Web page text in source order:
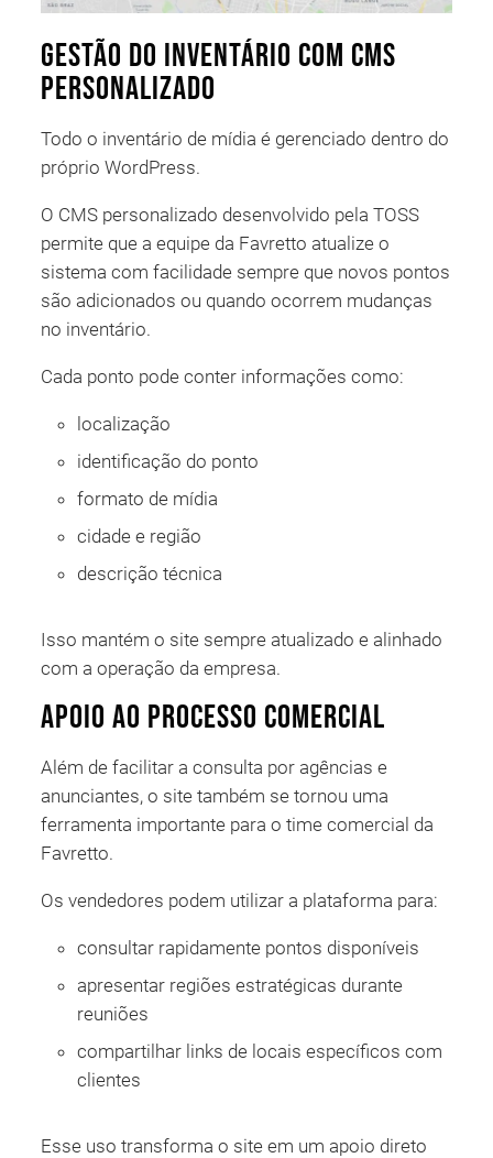
Gestão do inventário com CMS
personalizado
Todo o inventário de mídia é gerenciado dentro do
próprio WordPress.
O CMS personalizado desenvolvido pela TOSS
permite que a equipe da Favretto atualize o
sistema com facilidade sempre que novos pontos
são adicionados ou quando ocorrem mudanças
no inventário.
Cada ponto pode conter informações como:
localização
identificação do ponto
formato de mídia
cidade e região
descrição técnica
Isso mantém o site sempre atualizado e alinhado
com a operação da empresa.
Apoio ao processo comercial
Além de facilitar a consulta por agências e
anunciantes, o site também se tornou uma
ferramenta importante para o time comercial da
Favretto.
Os vendedores podem utilizar a plataforma para:
consultar rapidamente pontos disponíveis
apresentar regiões estratégicas durante
reuniões
compartilhar links de locais específicos com
clientes
Esse uso transforma o site em um apoio direto